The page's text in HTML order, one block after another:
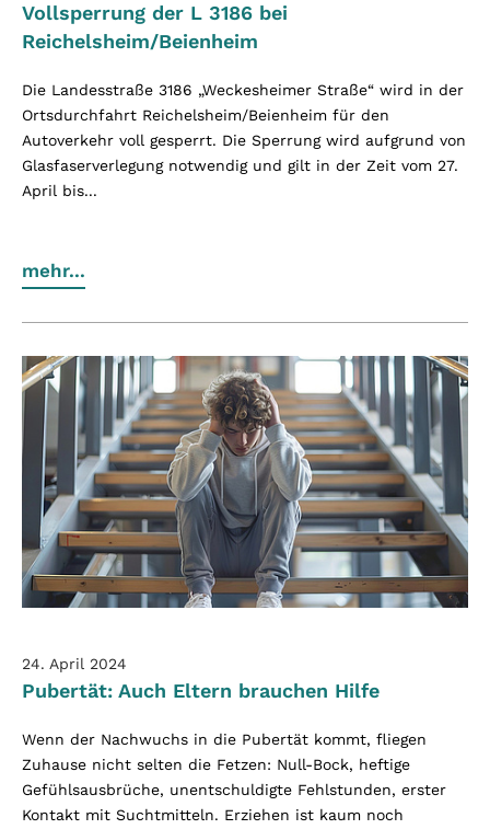
Vollsperrung der L 3186 bei
Reichelsheim/Beienheim
Die Landesstraße 3186 „Weckesheimer Straße“ wird in der
Ortsdurchfahrt Reichelsheim/Beienheim für den
Autoverkehr voll gesperrt. Die Sperrung wird aufgrund von
Glasfaserverlegung notwendig und gilt in der Zeit vom 27.
April bis...
mehr...
24. April 2024
Pubertät: Auch Eltern brauchen Hilfe
Wenn der Nachwuchs in die Pubertät kommt, fliegen
Zuhause nicht selten die Fetzen: Null-Bock, heftige
Gefühlsausbrüche, unentschuldigte Fehlstunden, erster
Kontakt mit Suchtmitteln. Erziehen ist kaum noch